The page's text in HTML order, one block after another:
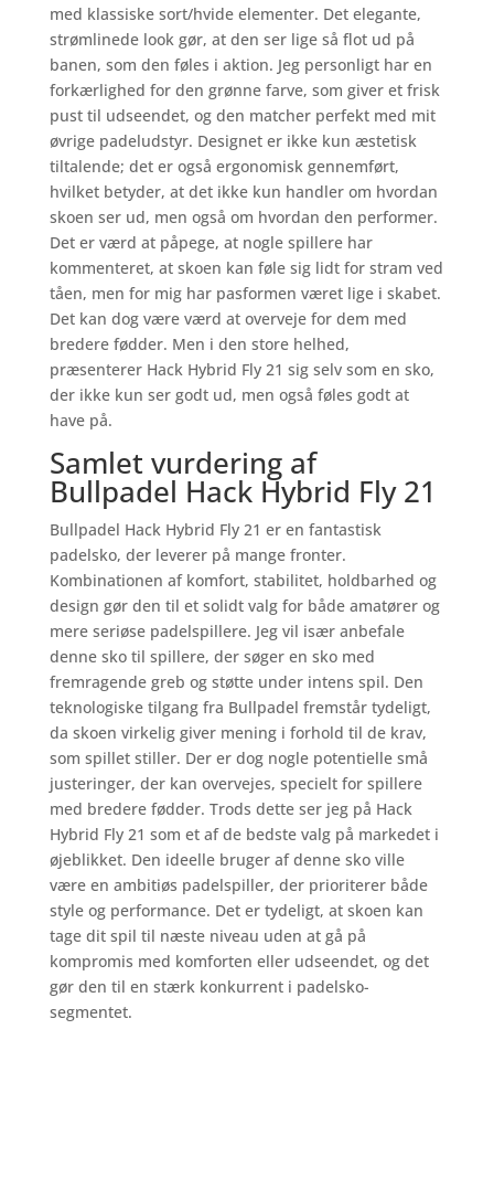
med klassiske sort/hvide elementer. Det elegante,
strømlinede look gør, at den ser lige så flot ud på
banen, som den føles i aktion. Jeg personligt har en
forkærlighed for den grønne farve, som giver et frisk
pust til udseendet, og den matcher perfekt med mit
øvrige padeludstyr. Designet er ikke kun æstetisk
tiltalende; det er også ergonomisk gennemført,
hvilket betyder, at det ikke kun handler om hvordan
skoen ser ud, men også om hvordan den performer.
Det er værd at påpege, at nogle spillere har
kommenteret, at skoen kan føle sig lidt for stram ved
tåen, men for mig har pasformen været lige i skabet.
Det kan dog være værd at overveje for dem med
bredere fødder. Men i den store helhed,
præsenterer Hack Hybrid Fly 21 sig selv som en sko,
der ikke kun ser godt ud, men også føles godt at
have på.
Samlet vurdering af
Bullpadel Hack Hybrid Fly 21
Bullpadel Hack Hybrid Fly 21 er en fantastisk
padelsko, der leverer på mange fronter.
Kombinationen af komfort, stabilitet, holdbarhed og
design gør den til et solidt valg for både amatører og
mere seriøse padelspillere. Jeg vil især anbefale
denne sko til spillere, der søger en sko med
fremragende greb og støtte under intens spil. Den
teknologiske tilgang fra Bullpadel fremstår tydeligt,
da skoen virkelig giver mening i forhold til de krav,
som spillet stiller. Der er dog nogle potentielle små
justeringer, der kan overvejes, specielt for spillere
med bredere fødder. Trods dette ser jeg på Hack
Hybrid Fly 21 som et af de bedste valg på markedet i
øjeblikket. Den ideelle bruger af denne sko ville
være en ambitiøs padelspiller, der prioriterer både
style og performance. Det er tydeligt, at skoen kan
tage dit spil til næste niveau uden at gå på
kompromis med komforten eller udseendet, og det
gør den til en stærk konkurrent i padelsko-
segmentet.